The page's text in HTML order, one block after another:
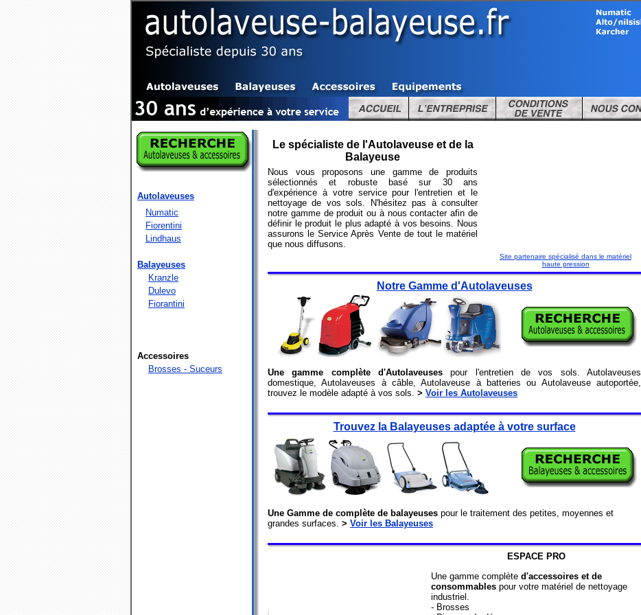
Autolaveuses
Numatic
Fiorentini
Lindhaus
Balayeuses
Kranzle
Dulevo
Fiorantini
Accessoires
Brosses - Suceurs
Le spécialiste de l'Autolaveuse et de la
Balayeuse
Nous vous proposons une gamme de produits
sélectionnés et robuste basé sur 30 ans
d'expérience à votre service pour l'entretien et le
nettoyage de vos sols. N'hésitez pas à consulter
notre gamme de produit ou à nous contacter afin de
définir le produit le plus adapté à vos besoins. Nous
assurons le Service Après Vente de tout le matériel
que nous diffusons.
Site partenaire spécialisé dans le matériel
haute pression
Notre Gamme d'Autolaveuses
Une gamme complète d'Autolaveusespour l'entretien de vos sols. Autolaveuses
domestique, Autolaveuses à câble, Autolaveuse à batteries ou Autolaveuse autoportée,
trouvez le modèle adapté à vos sols. > Voir les Autolaveuses
Trouvez la Balayeuses adaptée à votre surface
Une Gamme de complète de balayeuses pour le traitement des petites, moyennes et
grandes surfaces. > Voir les Balayeuses
ESPACE PRO
Une gamme complète d'accessoires et de
consommables pour votre matériel de nettoyage
industriel.
- Brosses